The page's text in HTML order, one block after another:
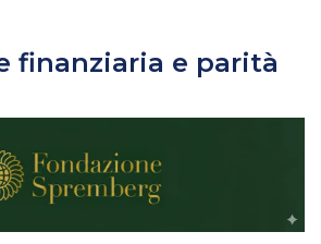
finanziaria e parità